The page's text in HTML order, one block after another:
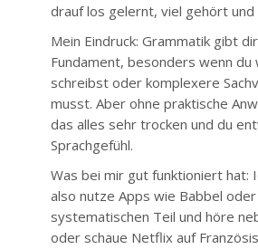
drauf los gelernt, viel gehört und
Mein Eindruck: Grammatik gibt
Fundament, besonders wenn du
schreibst oder komplexere
musst. Aber ohne praktische
das alles sehr trocken und du
Sprachgefühl.
Was bei mir gut funktioniert hat:
also nutze Apps wie Babbel
systematischen Teil und höre
oder schaue Netflix auf